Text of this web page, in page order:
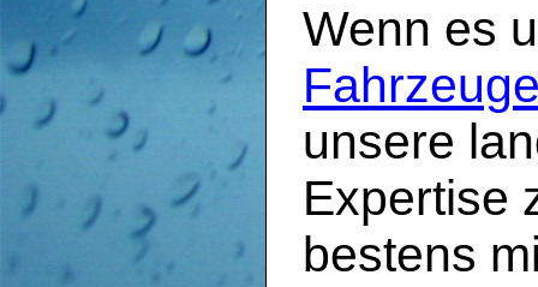
Wenn es
unsere
Expertise
bestens